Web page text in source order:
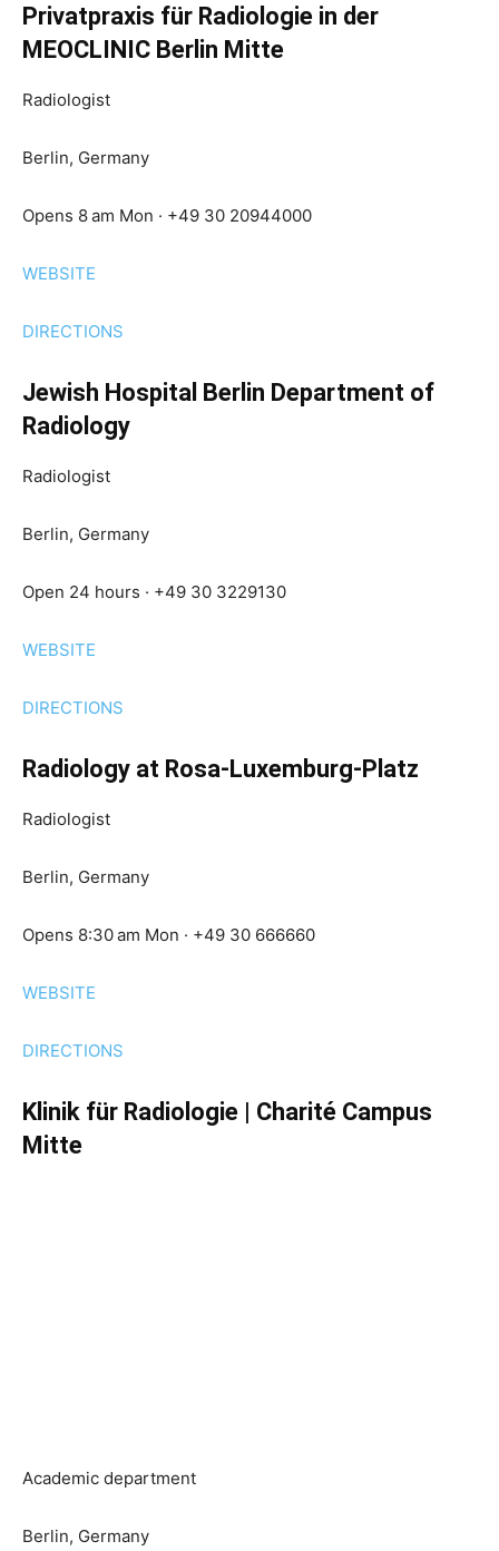
Privatpraxis für Radiologie in der
MEOCLINIC Berlin Mitte
Radiologist
Berlin, Germany
Opens 8 am Mon · +49 30 20944000
WEBSITE
DIRECTIONS
Jewish Hospital Berlin Department of
Radiology
Radiologist
Berlin, Germany
Open 24 hours · +49 30 3229130
WEBSITE
DIRECTIONS
Radiology at Rosa-Luxemburg-Platz
Radiologist
Berlin, Germany
Opens 8:30 am Mon · +49 30 666660
WEBSITE
DIRECTIONS
Klinik für Radiologie | Charité Campus
Mitte
Academic department
Berlin, Germany